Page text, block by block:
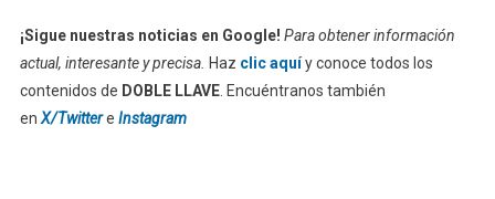
¡Sigue nuestras noticias en Google! Para obtener información
actual, interesante y precisa. Haz clic aquíy conoce todos los
contenidos de DOBLE LLAVE. Encuéntranos también
en X/Twittere Instagram